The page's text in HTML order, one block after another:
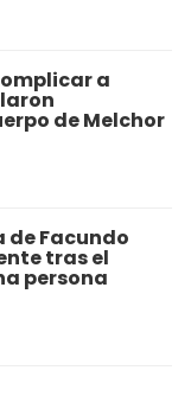
a
de Melchor
de Facundo
tras el
persona